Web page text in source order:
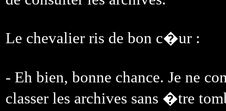
Le chevalier ris de bon c�ur :
- Eh bien, bonne chance. Je ne
classer les archives sans �tre